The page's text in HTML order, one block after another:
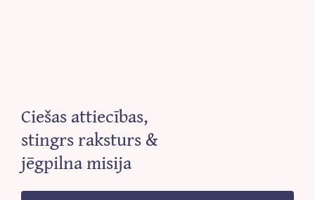
Ciešas attiecības,
stingrs raksturs &
jēgpilna misija